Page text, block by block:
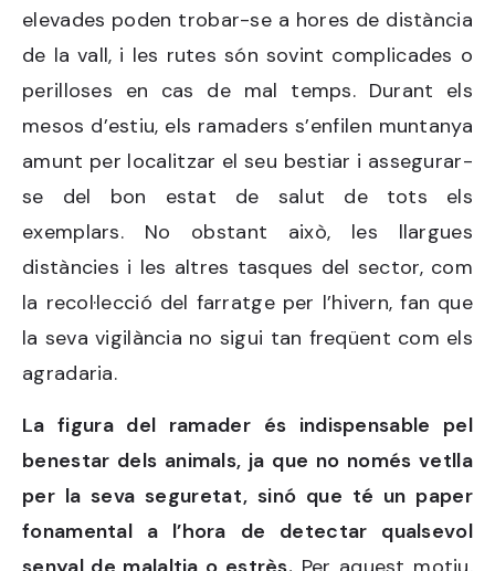
elevades poden trobar-se a hores de distància
de la vall, i les rutes són sovint complicades o
perilloses en cas de mal temps. Durant els
mesos d’estiu, els ramaders s’enfilen muntanya
amunt per localitzar el seu bestiar i assegurar-
se del bon estat de salut de tots els
exemplars. No obstant això, les llargues
distàncies i les altres tasques del sector, com
la recol·lecció del farratge per l’hivern, fan que
la seva vigilància no sigui tan freqüent com els
agradaria.
La figura del ramader és indispensable pel
benestar dels animals, ja que no només vetlla
per la seva seguretat, sinó que té un paper
fonamental a l’hora de detectar qualsevol